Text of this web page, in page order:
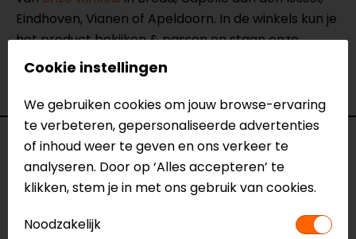
Eindhoven, Vianen of Apeldoorn. In de winkels kun je
het product bekijken & passen en staan onze
verkoopmedewerkers voor je klaar met advies.
winter motorhandschoenen.
Specificaties
Naam
Cassini H2O
Model
Cookie instellingen
We gebruiken cookies om jouw browse-ervaring
te verbeteren, gepersonaliseerde advertenties
of inhoud weer te geven en ons verkeer te
analyseren. Door op ‘Alles accepteren’ te
klikken, stem je in met ons gebruik van cookies.
Noodzakelijk